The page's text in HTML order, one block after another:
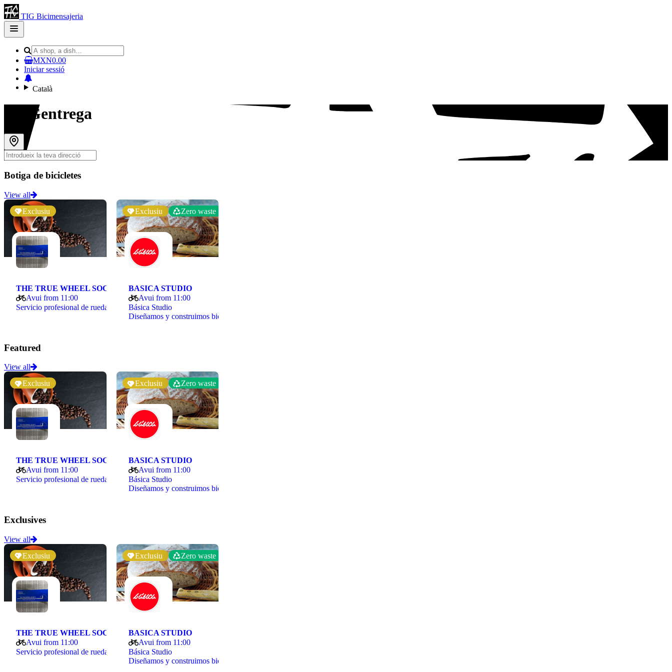
TIG Bicimensajeria
Open
main
MXN0.00
Iniciar sessió
Català
#TIGentrega
Botiga de bicicletes
View all
Exclusiu
Avui from 11:00
Exclusiu Zero waste
BASICA STUDIO
Avui from 11:00
Básica Studio
Diseñamos y construimos bicicletas…
Featured
View all
Exclusiu
Avui from 11:00
Exclusiu Zero waste
BASICA STUDIO
Avui from 11:00
Básica Studio
Diseñamos y construimos bicicletas…
Exclusives
View all
Exclusiu
Avui from 11:00
Exclusiu Zero waste
BASICA STUDIO
Avui from 11:00
Básica Studio
Diseñamos y construimos bicicletas…